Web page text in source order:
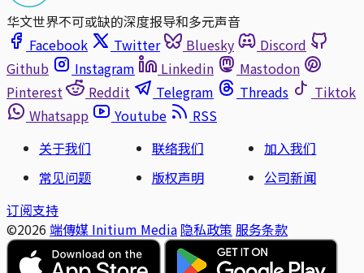
华文世界不可或缺的深度报导和多元声音
Facebook
Twitter Bluesky
Discord
Github
Instagram Linkedin
Mastodon
Pinterest
Reddit Telegram Threads
Tiktok
Whatsapp
Youtube
RSS
关于我们
联络我们
加入我们
常见问题
版权声明
公司新闻
订阅支持
©2026 端傳媒 Initium Media 隐私政策 服务条款